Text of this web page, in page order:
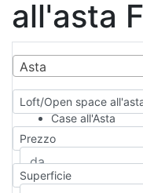
all'asta
Asta
Loft/Open space
Case all'Asta
Qualsiasi
Appartamento
Casa
Casa Semi-
Prezzo
Superficie